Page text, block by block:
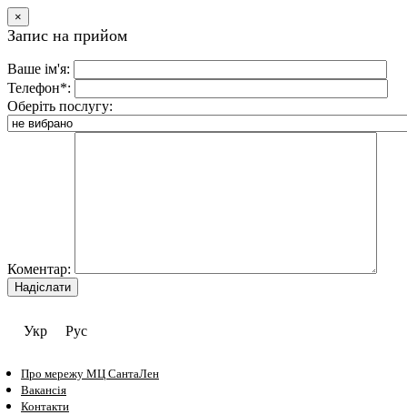
×
Запис на прийом
Ваше ім'я:
Телефон*:
Оберіть послугу:
Коментар:
Укр Рус
Про мережу МЦ СантаЛен
Вакансія
Контакти